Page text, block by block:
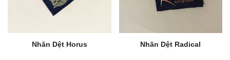
Nhãn Dệt Horus Nhãn Dệt Radical